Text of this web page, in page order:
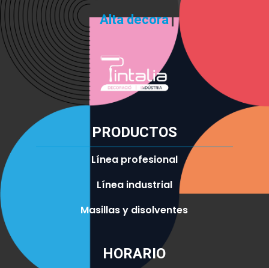
Alt
PRODUCTOS
Línea profesional
Línea industrial
Masillas y disolventes
HORARIO